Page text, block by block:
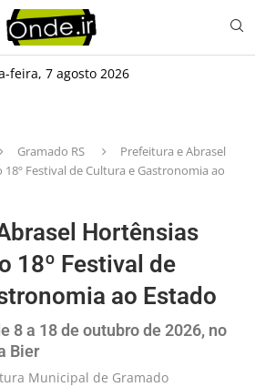
feira, 7 agosto 2026
Gramado RS
Prefeitura e Abrasel
Festival de Cultura e Gastronomia ao
Hortênsias
18º Festival de
ao Estado
8 a 18 de outubro de 2026, no
Bier
Municipal de Gramado